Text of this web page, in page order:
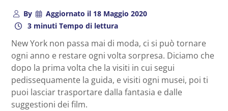
By Aggiornato il 18 Maggio 2020
3 minuti Tempo di lettura
New York non passa mai di moda, ci si può tornare
ogni anno e restare ogni volta sorpresa. Diciamo che
dopo la prima volta che la visiti in cui segui
pedissequamente la guida, e visiti ogni musei, poi ti
puoi lasciar trasportare dalla fantasia e dalle
suggestioni dei film.